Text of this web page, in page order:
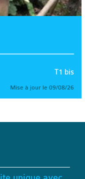
T1 bis
Mise à jour le 09/08/26